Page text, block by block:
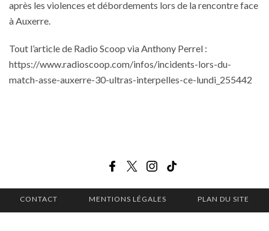
après les violences et débordements lors de la rencontre face
à Auxerre.
Tout l’article de Radio Scoop via Anthony Perrel :
https://www.radioscoop.com/infos/incidents-lors-du-
match-asse-auxerre-30-ultras-interpelles-ce-lundi_255442
CONTACT MENTIONS LÉGALES PLAN DU SITE